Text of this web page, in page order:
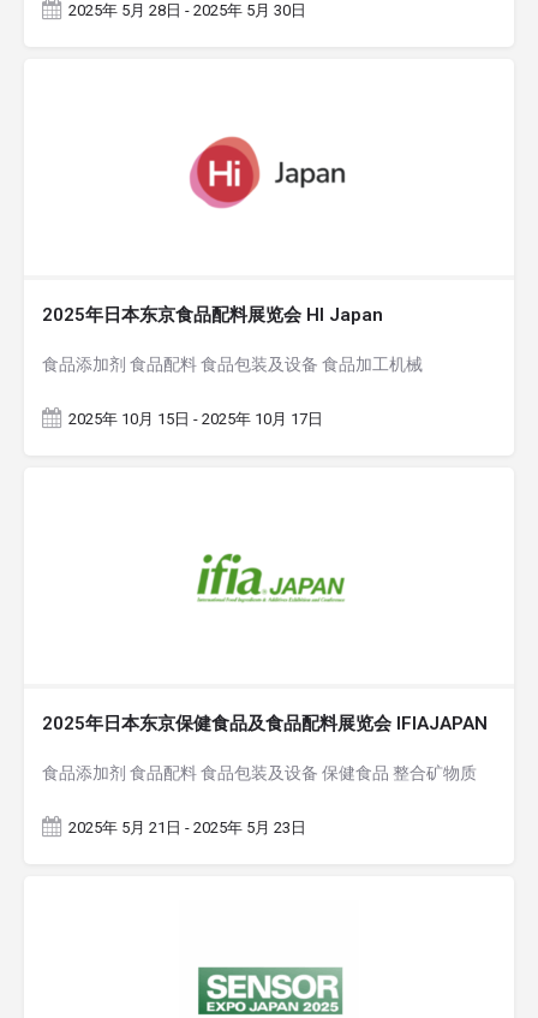
2025年 5月 28日 - 2025年 5月 30日
2025年日本东京食品配料展览会 HI Japan
食品添加剂 食品配料 食品包装及设备 食品加工机械
2025年 10月 15日 - 2025年 10月 17日
2025年日本东京保健食品及食品配料展览会 IFIAJAPAN
食品添加剂 食品配料 食品包装及设备 保健食品 整合矿物质
2025年 5月 21日 - 2025年 5月 23日